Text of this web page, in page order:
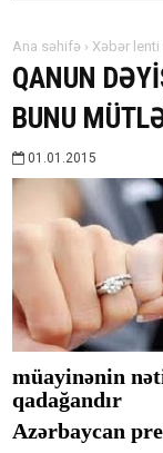
Ana səhifə › Xəbər lenti
QANUN
BUNU
01.01.2015
müayinənin
qadağandır
Azərbaycan